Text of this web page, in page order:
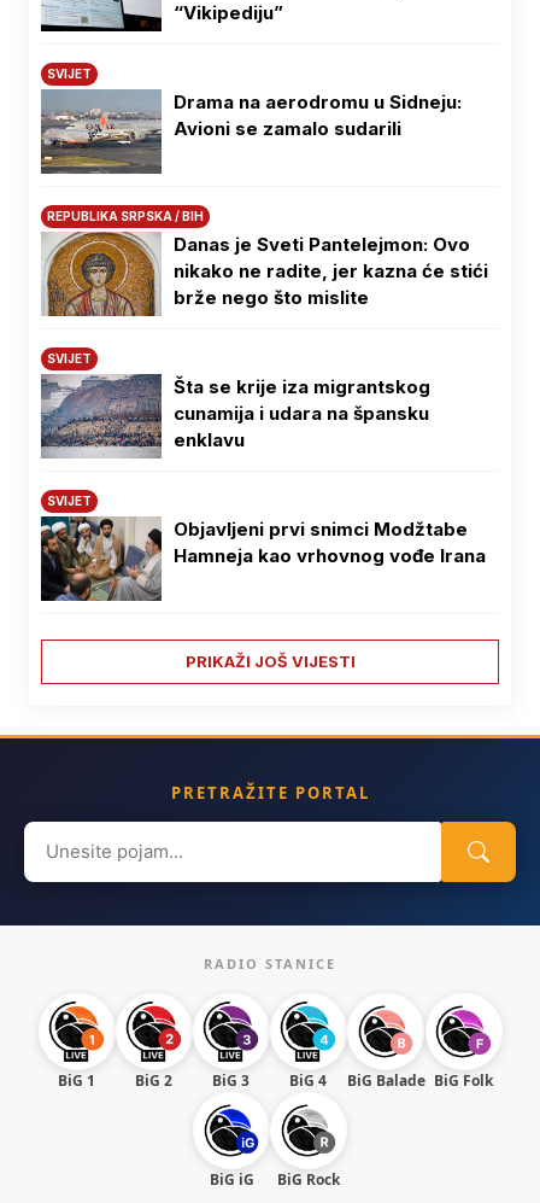
“Vikipediju”
SVIJET
Drama na aerodromu u Sidneju:
Avioni se zamalo sudarili
REPUBLIKA SRPSKA / BIH
Danas je Sveti Pantelejmon: Ovo
nikako ne radite, jer kazna će stići
brže nego što mislite
SVIJET
Šta se krije iza migrantskog
cunamija i udara na špansku
enklavu
SVIJET
Objavljeni prvi snimci Modžtabe
Hamneja kao vrhovnog vođe Irana
PRIKAŽI JOŠ VIJESTI
PRETRAŽITE PORTAL
Search
for:
RADIO STANICE
BiG 1 BiG 2 BiG 3 BiG 4 BiG Balade BiG Folk
BiG iG BiG Rock